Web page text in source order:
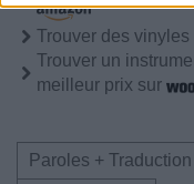
Trouver des
Trouver un
meilleur prix sur
Paroles + Traduction